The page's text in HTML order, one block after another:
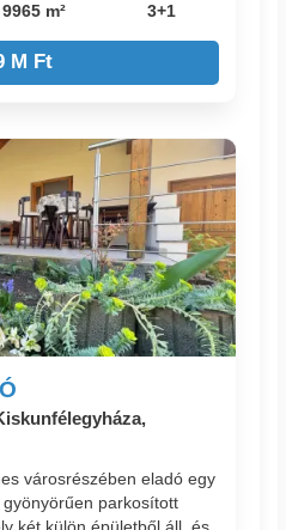
9965 m² 3+1
M Ft
városrészében eladó egy
parkosított